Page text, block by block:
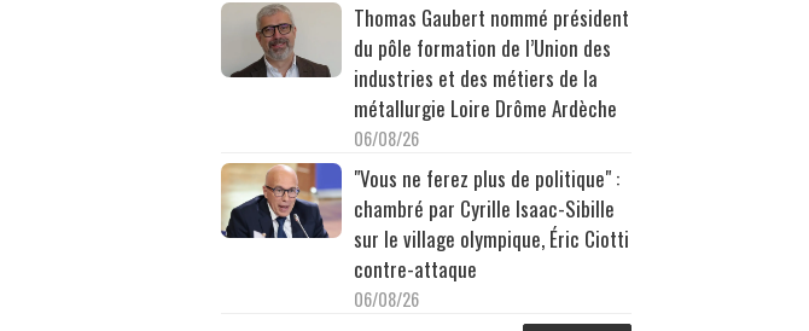
Thomas Gaubert nommé président
du pôle formation de l’Union des
industries et des métiers de la
métallurgie Loire Drôme Ardèche
06/08/26
"Vous ne ferez plus de politique" :
chambré par Cyrille Isaac-Sibille
sur le village olympique, Éric Ciotti
contre-attaque
06/08/26